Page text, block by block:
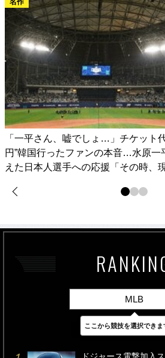
「一平さん、嘘でしょ…」チケット
円”韓国行ったファンの本音…水原一
えた日本人選手への応援「その時、
MLB
最新 24時間
ここから競技を選択できま